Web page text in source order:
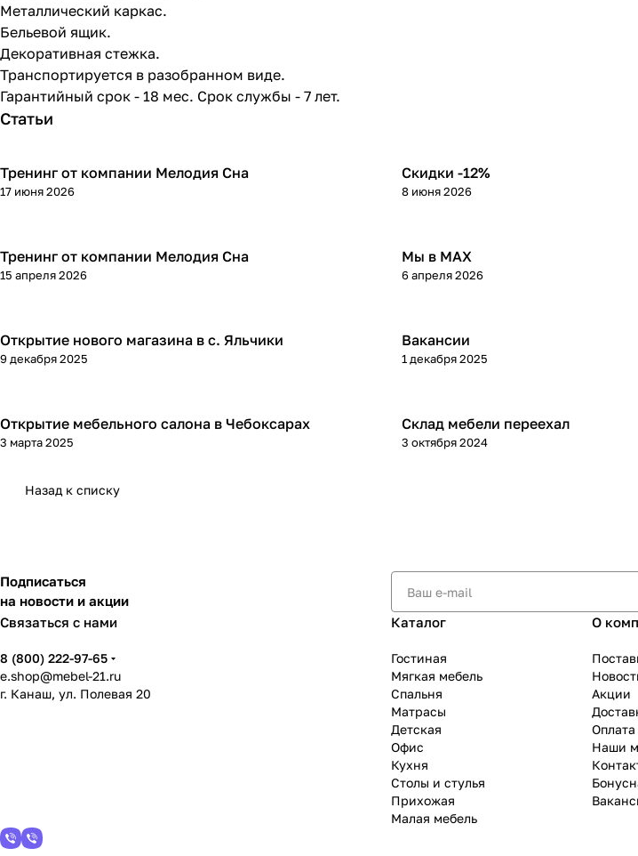
Металлический каркас.
Бельевой ящик.
Декоративная стежка.
Транспортируется в разобранном виде.
Гарантийный срок - 18 мес. Срок службы - 7 лет.
Статьи
Тренинг от компании Мелодия Сна
17 июня 2026
Скидки -12%
8 июня 2026
Тренинг от компании Мелодия Сна
15 апреля 2026
Мы в МАХ
6 апреля 2026
Открытие нового магазина в с. Яльчики
9 декабря 2025
Вакансии
1 декабря 2025
Открытие мебельного салона в Чебоксарах
3 марта 2025
Склад мебели переехал
3 октября 2024
Назад к списку
Подписаться
на новости и акции
Связаться с нами
8 (800) 222-97-65
e.shop@mebel-21.ru
г. Канаш, ул. Полевая 20
Каталог
Гостиная
Мягкая мебель
Спальня
Матрасы
Детская
Офис
Кухня
Столы и стулья
Прихожая
Малая мебель
О
Акции
Оплата
Наши